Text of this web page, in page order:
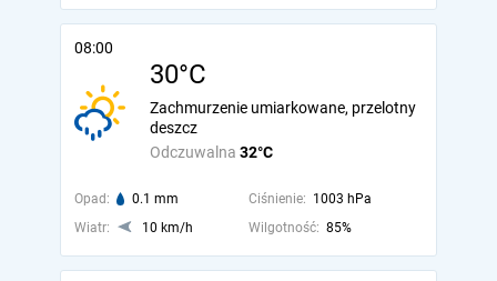
08:00
30°C
Odczuwalna 32°C
Zachmurzenie umiarkowane, przelotny
deszcz
Opad: 0.1 mm Ciśnienie: 1003 hPa
Wiatr:
10 km/h Wilgotność: 85%